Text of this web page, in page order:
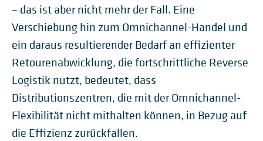
– das ist aber nicht mehr der Fall. Eine
Verschiebung hin zum Omnichannel-Handel und
ein daraus resultierender Bedarf an effizienter
Retourenabwicklung, die fortschrittliche Reverse
Logistik nutzt, bedeutet, dass
Distributionszentren, die mit der Omnichannel-
Flexibilität nicht mithalten können, in Bezug auf
die Effizienz zurückfallen.